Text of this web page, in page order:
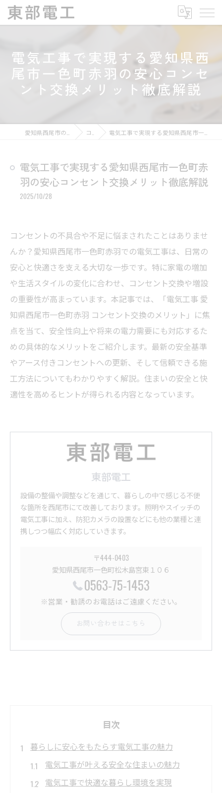
電気工事で実現する愛知県西
尾市一色町赤羽の安心コンセ
ント交換メリット徹底解説
コラム 電気工事で実現する愛知県西尾市一色町赤羽の安心コンセント交換メリット徹底解説
電気工事で実現する愛知県西尾市一色町赤
羽の安心コンセント交換メリット徹底解説
2025/10/28
コンセントの不具合や不足に悩まされたことはありませ
んか？愛知県西尾市一色町赤羽での電気工事は、日常の
安心と快適さを支える大切な一歩です。特に家電の増加
や生活スタイルの変化に合わせ、コンセント交換や増設
の重要性が高まっています。本記事では、「電気工事 愛
知県西尾市一色町赤羽 コンセント交換のメリット」に焦
点を当て、安全性向上や将来の電力需要にも対応するた
めの具体的なメリットをご紹介します。最新の安全基準
やアース付きコンセントへの更新、そして信頼できる施
工方法についてもわかりやすく解説。住まいの安全と快
適性を高めるヒントが得られる内容となっています。
東部電工
設備の整備や調整などを通じて、暮らしの中で感じる不便
な箇所を西尾市にて改善しております。照明やスイッチの
電気工事に加え、防犯カメラの設置などにも他の業種と連
携しつつ幅広く対応していきます。
〒444-0403
愛知県西尾市一色町松木島宮東１０６
0563-75-1453
※営業・勧誘のお電話はご遠慮ください。
お問い合わせはこちら
目次
暮らしに安心をもたらす電気工事の魅力
電気工事が叶える安全な住まいの魅力
電気工事で快適な暮らし環境を実現